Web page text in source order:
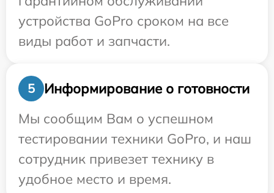
устройства GoPro сроком на все
виды работ и запчасти.
5
Информирование о готовности
Мы сообщим Вам о успешном
тестировании техники GoPro, и наш
сотрудник привезет технику в
удобное место и время.